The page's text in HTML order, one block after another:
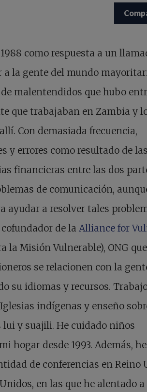
como respuesta a un
a la gente del mundo
malentendidos que hubo
que trabajaban en Zambia y
Con demasiada frecuencia,
y errores como resultado de las
financieras entre las dos
de comunicación,
ayudar a resolver tales
de la Alliance for
la Misión Vulnerable), ONG que
se relacionen con la
su idiomas y recursos.
indígenas y enseño
y suajili. He cuidado niños
hogar desde 1993. Además, he
de conferencias en Reino
en las que he alentado